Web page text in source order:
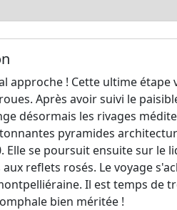
approche ! Cette ultime
Après avoir suivi le
désormais les rivages
pyramides
Elle se poursuit ensuite sur le
aux reflets rosés. Le voyage
Il est temps de
bien méritée !